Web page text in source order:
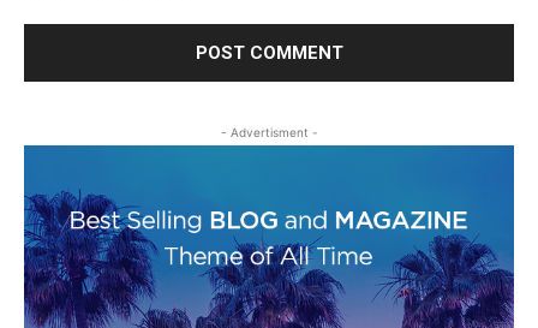
- Advertisment -